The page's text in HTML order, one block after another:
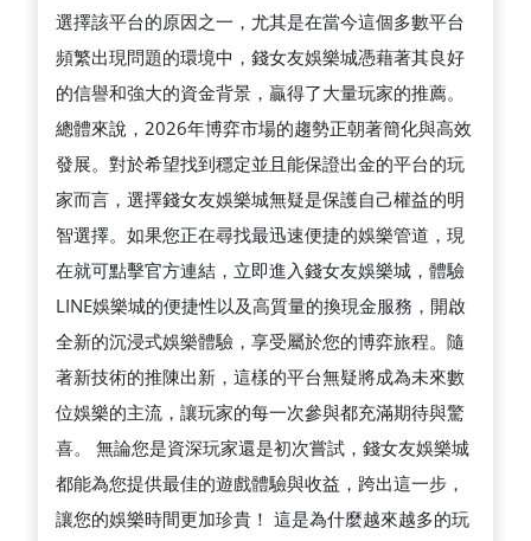
選擇該平台的原因之一，尤其是在當今這個多數平台
頻繁出現問題的環境中，錢女友娛樂城憑藉著其良好
的信譽和強大的資金背景，贏得了大量玩家的推薦。
總體來說，2026年博弈市場的趨勢正朝著簡化與高效
發展。對於希望找到穩定並且能保證出金的平台的玩
家而言，選擇錢女友娛樂城無疑是保護自己權益的明
智選擇。如果您正在尋找最迅速便捷的娛樂管道，現
在就可點擊官方連結，立即進入錢女友娛樂城，體驗
LINE娛樂城的便捷性以及高質量的換現金服務，開啟
全新的沉浸式娛樂體驗，享受屬於您的博弈旅程。隨
著新技術的推陳出新，這樣的平台無疑將成為未來數
位娛樂的主流，讓玩家的每一次參與都充滿期待與驚
喜。 無論您是資深玩家還是初次嘗試，錢女友娛樂城
都能為您提供最佳的遊戲體驗與收益，跨出這一步，
讓您的娛樂時間更加珍貴！ 這是為什麼越來越多的玩